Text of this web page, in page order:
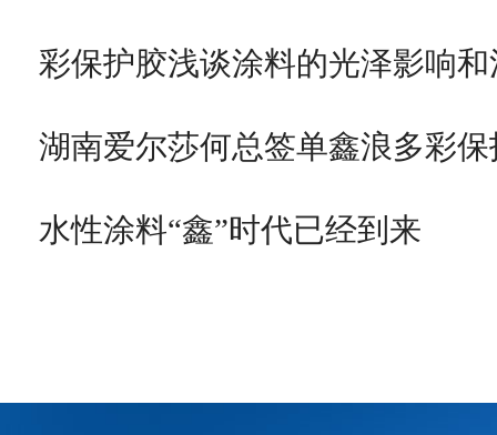
彩保护胶浅谈涂料的光泽影响
湖南爱尔莎何总签单鑫浪多彩
水性涂料“鑫”时代已经到来